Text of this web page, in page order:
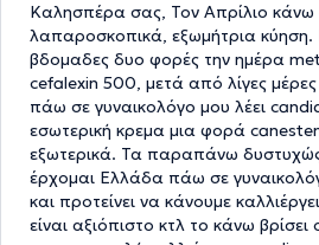
Καλησπέρα σας, Τον Απρίλιο κάνω
λαπαροσκοπικά, εξωμήτρια κύηση.
βδομαδες δυο φορές την ημέρα
cefalexin 500, μετά από λίγες
πάω σε γυναικολόγο μου λέει
εσωτερική κρεμα μια φορά
εξωτερικά. Τα παραπάνω δυστυχώς
έρχομαι Ελλάδα πάω σε
και προτείνει να κάνουμε
είναι αξιόπιστο κτλ το κάνω